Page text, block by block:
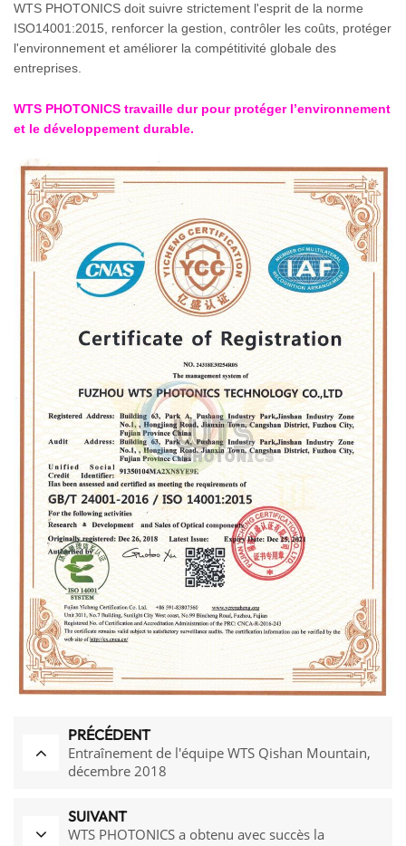
WTS PHOTONICS doit suivre strictement l'esprit de la norme
ISO14001:2015, renforcer la gestion, contrôler les coûts, protéger
l'environnement et améliorer la compétitivité globale des
entreprises.
WTS PHOTONICS travaille dur pour protéger l’environnement
et le développement durable.
PRÉCÉDENT
Entraînement de l'équipe WTS Qishan Mountain,
décembre 2018
SUIVANT
WTS PHOTONICS a obtenu avec succès la